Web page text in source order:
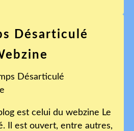
Désarticulé
est celui du webzine Le
Il est ouvert, entre autres,